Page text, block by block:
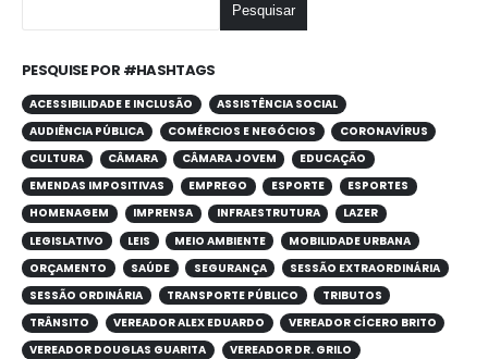
Pesquisar
PESQUISE POR #HASHTAGS
ACESSIBILIDADE E INCLUSÃO
ASSISTÊNCIA SOCIAL
AUDIÊNCIA PÚBLICA
COMÉRCIOS E NEGÓCIOS
CORONAVÍRUS
CULTURA
CÂMARA CÂMARA JOVEM
EDUCAÇÃO
EMENDAS IMPOSITIVAS
EMPREGO ESPORTE
ESPORTES
HOMENAGEM
IMPRENSA INFRAESTRUTURA
LAZER
LEGISLATIVO
LEIS MEIO AMBIENTE
MOBILIDADE URBANA
ORÇAMENTO
SAÚDE SEGURANÇA
SESSÃO EXTRAORDINÁRIA
SESSÃO ORDINÁRIA
TRANSPORTE PÚBLICO
TRIBUTOS
TRÂNSITO
VEREADOR ALEX EDUARDO
VEREADOR CÍCERO BRITO
VEREADOR DOUGLAS GUARITA
VEREADOR DR. GRILO